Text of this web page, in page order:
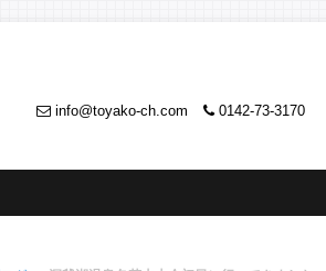
info@toyako-ch.com 0142-73-3170